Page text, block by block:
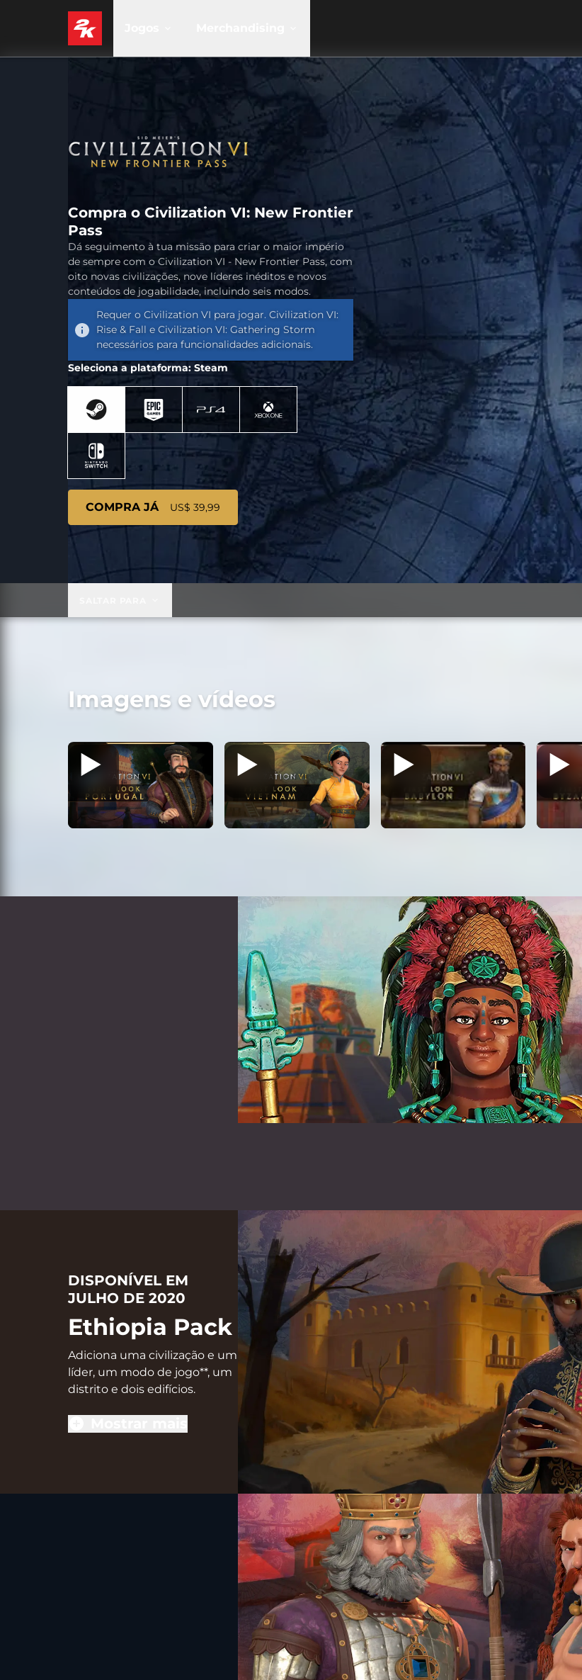
Compra o Civilization VI: New Frontier
Pass
Dá seguimento à tua missão para criar o maior império
de sempre com o Civilization VI - New Frontier Pass, com
oito novas civilizações, nove líderes inéditos e novos
conteúdos de jogabilidade, incluindo seis modos.
Requer o Civilization VI para jogar. Civilization VI:
Rise & Fall e Civilization VI: Gathering Storm
necessários para funcionalidades adicionais.
Seleciona a plataforma: Steam
COMPRA JÁ US$ 39,99
Imagens e vídeos
DISPONÍVEL EM
JULHO DE 2020
Ethiopia Pack
Adiciona uma civilização e um
líder, um modo de jogo**, um
distrito e dois edifícios.